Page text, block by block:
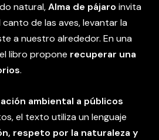
natural,Alma de pájaro invita
de las aves, levantar la
a nuestro alrededor. En una
libro propone recuperar una
.
ambiental a públicos
el texto utiliza un lenguaje
respeto por la naturaleza y